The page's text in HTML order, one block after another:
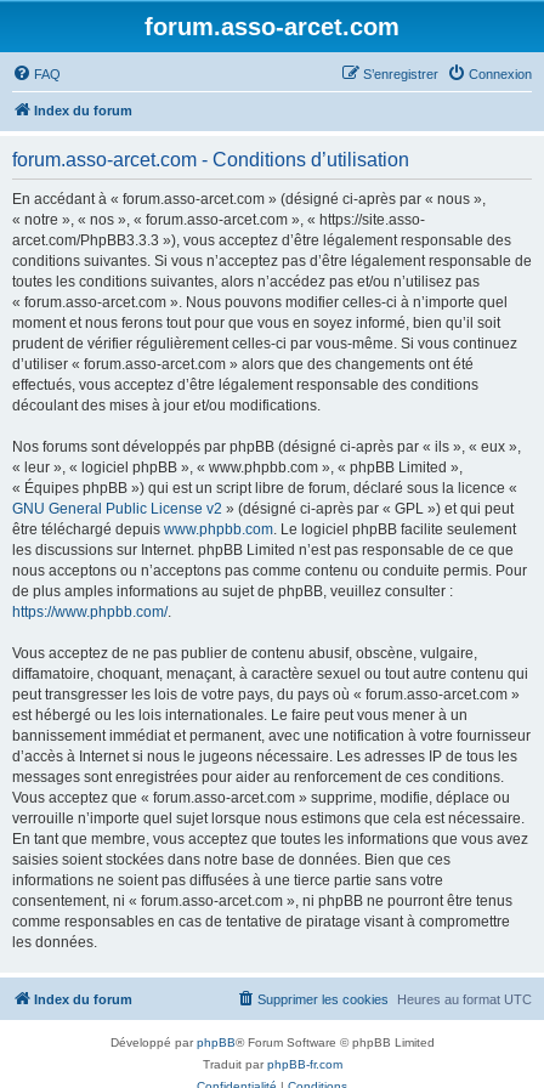
forum.asso-arcet.com
FAQ Connexion
S’enregistrer
Index du forum
forum.asso-arcet.com - Conditions d’utilisation
En accédant à « forum.asso-arcet.com » (désigné ci-après par « nous »,
« notre », « nos », « forum.asso-arcet.com », « https://site.asso-
arcet.com/PhpBB3.3.3 »), vous acceptez d’être légalement responsable des
conditions suivantes. Si vous n’acceptez pas d’être légalement responsable de
toutes les conditions suivantes, alors n’accédez pas et/ou n’utilisez pas
« forum.asso-arcet.com ». Nous pouvons modifier celles-ci à n’importe quel
moment et nous ferons tout pour que vous en soyez informé, bien qu’il soit
prudent de vérifier régulièrement celles-ci par vous-même. Si vous continuez
d’utiliser « forum.asso-arcet.com » alors que des changements ont été
effectués, vous acceptez d’être légalement responsable des conditions
découlant des mises à jour et/ou modifications.
Nos forums sont développés par phpBB (désigné ci-après par « ils », « eux »,
« leur », « logiciel phpBB », « www.phpbb.com », « phpBB Limited »,
« Équipes phpBB ») qui est un script libre de forum, déclaré sous la licence «
GNU General Public License v2 » (désigné ci-après par « GPL ») et qui peut
être téléchargé depuis www.phpbb.com. Le logiciel phpBB facilite seulement
les discussions sur Internet. phpBB Limited n’est pas responsable de ce que
nous acceptons ou n’acceptons pas comme contenu ou conduite permis. Pour
de plus amples informations au sujet de phpBB, veuillez consulter :
https://www.phpbb.com/.
Vous acceptez de ne pas publier de contenu abusif, obscène, vulgaire,
diffamatoire, choquant, menaçant, à caractère sexuel ou tout autre contenu qui
peut transgresser les lois de votre pays, du pays où « forum.asso-arcet.com »
est hébergé ou les lois internationales. Le faire peut vous mener à un
bannissement immédiat et permanent, avec une notification à votre fournisseur
d’accès à Internet si nous le jugeons nécessaire. Les adresses IP de tous les
messages sont enregistrées pour aider au renforcement de ces conditions.
Vous acceptez que « forum.asso-arcet.com » supprime, modifie, déplace ou
verrouille n’importe quel sujet lorsque nous estimons que cela est nécessaire.
En tant que membre, vous acceptez que toutes les informations que vous avez
saisies soient stockées dans notre base de données. Bien que ces
informations ne soient pas diffusées à une tierce partie sans votre
consentement, ni « forum.asso-arcet.com », ni phpBB ne pourront être tenus
comme responsables en cas de tentative de piratage visant à compromettre
les données.
Index du forum Heures au format UTC
Supprimer les cookies
Développé parphpBB® Forum Software © phpBB Limited
Traduit parphpBB-fr.com